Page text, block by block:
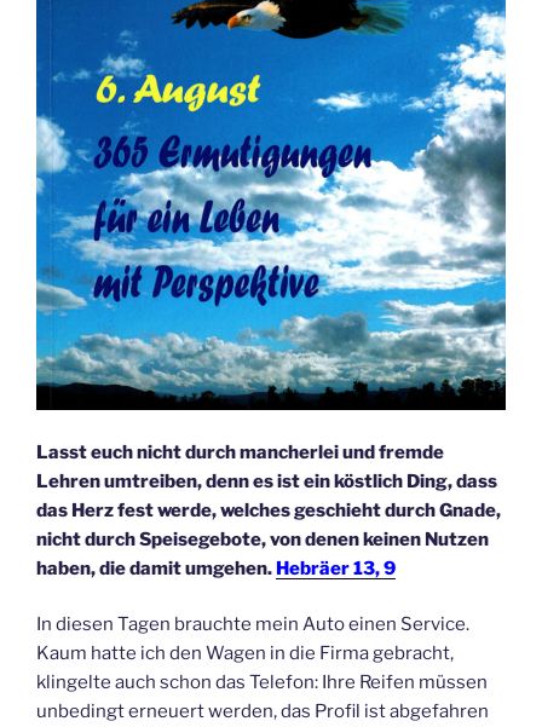
Lasst euch nicht durch mancherlei und fremde
Lehren umtreiben, denn es ist ein köstlich Ding, dass
das Herz fest werde, welches geschieht durch Gnade,
nicht durch Speisegebote, von denen keinen Nutzen
haben, die damit umgehen. Hebräer 13, 9
In diesen Tagen brauchte mein Auto einen Service.
Kaum hatte ich den Wagen in die Firma gebracht,
klingelte auch schon das Telefon: Ihre Reifen müssen
unbedingt erneuert werden, das Profil ist abgefahren